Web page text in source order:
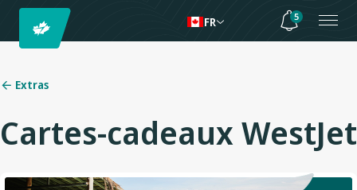
FR 5
Extras
Cartes-cadeaux WestJet